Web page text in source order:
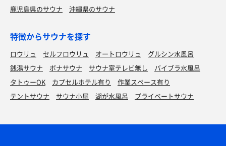
鹿児島県のサウナ
沖縄県のサウナ
特徴からサウナを探す
ロウリュ セルフロウリュ オートロウリュ
グルシン水風呂
銭湯サウナ
ボナサウナ サウナ室テレビ無し
バイブラ水風呂
タトゥーOK
カプセルホテル有り
作業スペース有り
テントサウナ
サウナ小屋 湖が水風呂 プライベートサウナ